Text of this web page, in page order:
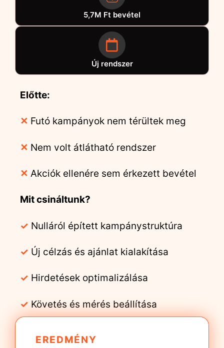
5,7M Ft bevétel
Új rendszer
Előtte:
✕ Futó kampányok nem térültek meg
✕ Nem volt átlátható rendszer
✕ Akciók ellenére sem érkezett bevétel
Mit csináltunk?
✓ Nulláról épített kampánystruktúra
✓ Új célzás és ajánlat kialakítása
✓ Hirdetések optimalizálása
✓ Követés és mérés beállítása
EREDMÉNY